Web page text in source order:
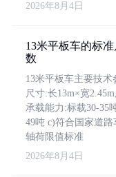
2026年8月4日
13米平板车的标
数
13米平板车主要技
尺寸:长13m×宽
承载能力:标载30-35
49吨 c)符合国家道路
轴荷限值标准
2026年8月4日